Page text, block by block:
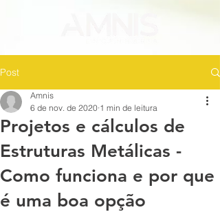
Post
Projetos e cálculos de
Estruturas Metálicas -
Como funciona e por que
é uma boa opção
Amnis
6 de nov. de 2020 1 min de leitura